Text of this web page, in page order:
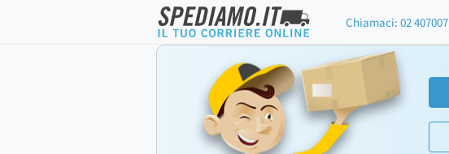
Chiamaci: 02